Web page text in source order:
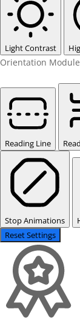
Light Contrast
Orientation
Reading Line
Stop Animations
Reset Settings